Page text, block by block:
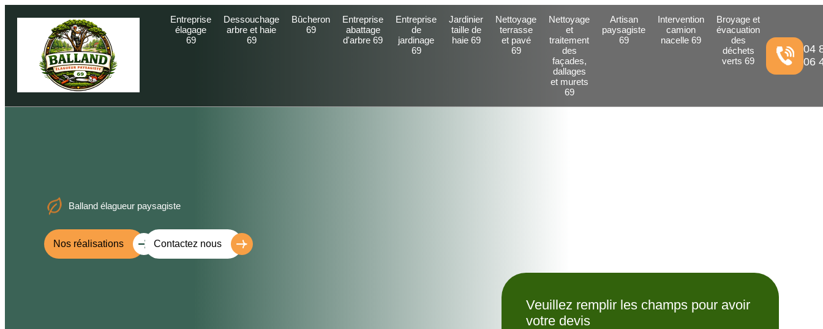
Entreprise
élagage
69
Dessouchage
arbre et haie
69
Bûcheron
69
Entreprise
abattage
d'arbre 69
Entreprise
de
jardinage
69
Jardinier
taille de
haie 69
Nettoyage
terrasse
et pavé
69
Nettoyage
et
traitement
des
façades,
dallages
et murets
69
Artisan
paysagiste
69
Intervention
camion
nacelle 69
Broyage et
évacuation
des
déchets
verts 69
04
06
Balland élagueur paysagiste
Nos réalisations Contactez nous
Veuillez remplir les champs pour avoir
votre devis